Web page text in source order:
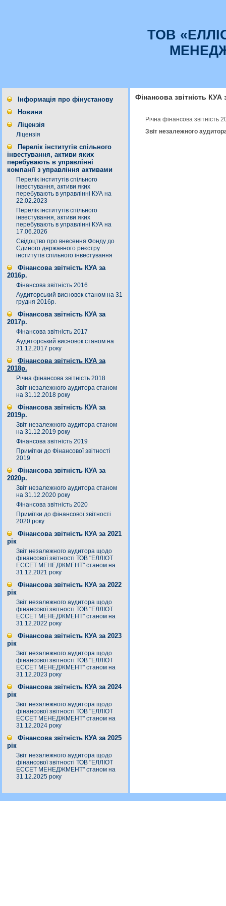
ТОВ
Інформація про фінустанову
Новини
Ліцензія
Ліцензія
Перелік інститутів спільного
інвестування, активи яких
перебувають в управлінні
компанії з управління активами
Перелік інститутів спільного
інвестування, активи яких
перебувають в управлінні КУА на
22.02.2023
Перелік інститутів спільного
інвестування, активи яких
перебувають в управлінні КУА на
17.06.2026
Свідоцтво про внесення Фонду до
Єдиного державного реєстру
інститутів спільного інвестування
Фінансова звітність КУА за
2016р.
Фінансова звітність 2016
Аудиторський висновок станом на 31
грудня 2016р.
Фінансова звітність КУА за
2017р.
Фінансова звітність 2017
Аудиторський висновок станом на
31.12.2017 року
Фінансова звітність КУА за
2018р.
Річна фінансова звітність 2018
Звіт незалежного аудитора станом
на 31.12.2018 року
Фінансова звітність КУА за
2019р.
Звіт незалежного аудитора станом
на 31.12.2019 року
Фінансова звітність 2019
Примітки до Фінансової звітності
2019
Фінансова звітність КУА за
2020р.
Звіт незалежного аудитора станом
на 31.12.2020 року
Фінансова звітність 2020
Примітки до фінансової звітності
2020 року
Фінансова звітність КУА за 2021
рік
Звіт незалежного аудитора щодо
фінансової звітності ТОВ "ЕЛЛІОТ
ЕССЕТ МЕНЕДЖМЕНТ" станом на
31.12.2021 року
Фінансова звітність КУА за 2022
рік
Звіт незалежного аудитора щодо
фінансової звітності ТОВ "ЕЛЛІОТ
ЕССЕТ МЕНЕДЖМЕНТ" станом на
31.12.2022 року
Фінансова звітність КУА за 2023
рік
Звіт незалежного аудитора щодо
фінансової звітності ТОВ "ЕЛЛІОТ
ЕССЕТ МЕНЕДЖМЕНТ" станом на
31.12.2023 року
Фінансова звітність КУА за 2024
рік
Звіт незалежного аудитора щодо
фінансової звітності ТОВ "ЕЛЛІОТ
ЕССЕТ МЕНЕДЖМЕНТ" станом на
31.12.2024 року
Фінансова звітність КУА за 2025
рік
Звіт незалежного аудитора щодо
фінансової звітності ТОВ "ЕЛЛІОТ
ЕССЕТ МЕНЕДЖМЕНТ" станом на
31.12.2025 року
Фінансова звітність КУА
Річна фінансова
Звіт незалежного